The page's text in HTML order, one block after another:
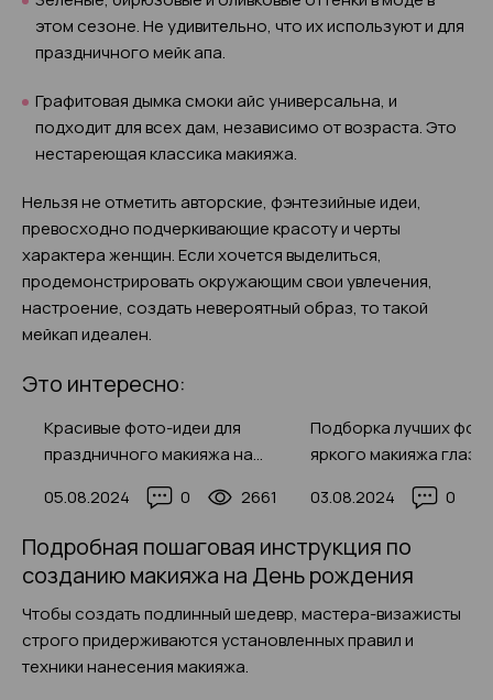
этом сезоне. Не удивительно, что их используют и для
праздничного мейк апа.
Графитовая дымка смоки айс универсальна, и
подходит для всех дам, независимо от возраста. Это
нестареющая классика макияжа.
Нельзя не отметить авторские, фэнтезийные идеи,
превосходно подчеркивающие красоту и черты
характера женщин. Если хочется выделиться,
продемонстрировать окружающим свои увлечения,
настроение, создать невероятный образ, то такой
мейкап идеален.
Это интересно:
Красивые фото-идеи для
праздничного макияжа на
05.08.2024 0 2661
Подборка лучших
яркого макияжа глаз
03.08.2024 0
Подробная пошаговая инструкция по
созданию макияжа на День рождения
Чтобы создать подлинный шедевр, мастера-визажисты
строго придерживаются установленных правил и
техники нанесения макияжа.